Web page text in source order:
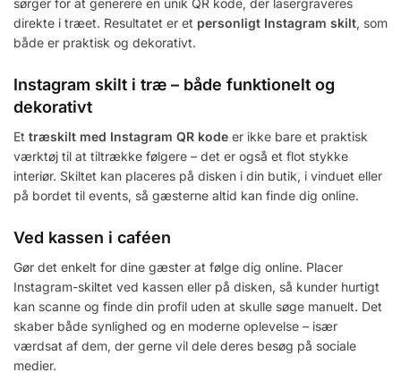
direkte i træet. Resultatet er et personligt Instagram skilt, som
både er praktisk og dekorativt.
Instagram skilt i træ – både funktionelt og
dekorativt
Et træskilt med Instagram QR kode er ikke bare et praktisk
værktøj til at tiltrække følgere – det er også et flot stykke
interiør. Skiltet kan placeres på disken i din butik, i vinduet eller
på bordet til events, så gæsterne altid kan finde dig online.
Ved kassen i caféen
Gør det enkelt for dine gæster at følge dig online. Placer
Instagram-skiltet ved kassen eller på disken, så kunder hurtigt
kan scanne og finde din profil uden at skulle søge manuelt. Det
skaber både synlighed og en moderne oplevelse – især
værdsat af dem, der gerne vil dele deres besøg på sociale
medier.